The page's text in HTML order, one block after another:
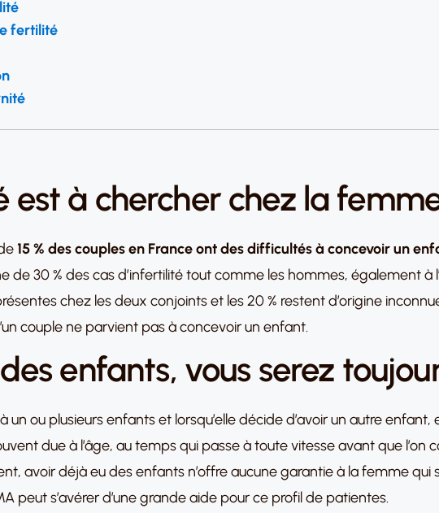
fertilité
est à chercher chez la
15 % des couples en France ont des difficultés à concevoir un
30 % des cas d’infertilité tout comme les hommes, également à
chez les deux conjoints et les 20 % restent d’origine
couple ne parvient pas à concevoir un enfant.
enfants, vous serez
ou plusieurs enfants et lorsqu’elle décide d’avoir un autre enfant,
due à l’âge, au temps qui passe à toute vitesse avant que l’on
avoir déjà eu des enfants n’offre aucune garantie à la femme qui
peut s’avérer d’une grande aide pour ce profil de patientes.